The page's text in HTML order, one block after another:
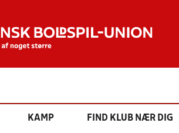
KAMP FIND KLUB NÆR DIG